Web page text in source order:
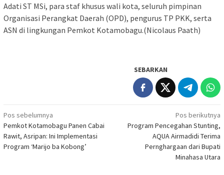
Adati ST MSi, para staf khusus wali kota, seluruh pimpinan
Organisasi Perangkat Daerah (OPD), pengurus TP PKK, serta
ASN di lingkungan Pemkot Kotamobagu.(Nicolaus Paath)
SEBARKAN
Navigasi
pos
Pos sebelumnya
Pemkot Kotamobagu Panen Cabai
Rawit, Asripan: Ini Implementasi
Program ‘Marijo ba Kobong’
Pos berikutnya
Program Pencegahan Stunting,
AQUA Airmadidi Terima
Pernghargaan dari Bupati
Minahasa Utara